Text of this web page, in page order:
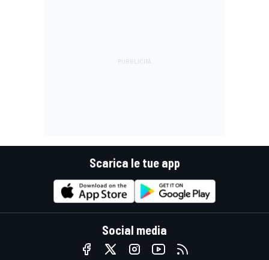
Scarica le tue app
Social media